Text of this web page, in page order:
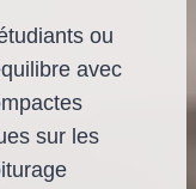
ou
avec
sur les